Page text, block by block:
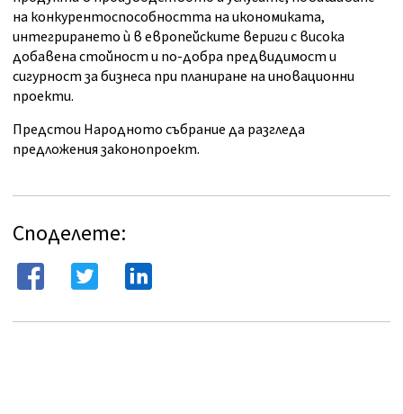
на конкурентоспособността на икономиката,
интегрирането ѝ в европейските вериги с висока
добавена стойност и по-добра предвидимост и
сигурност за бизнеса при планиране на иновационни
проекти.
Предстои Народното събрание да разгледа
предложения законопроект.
Споделете: